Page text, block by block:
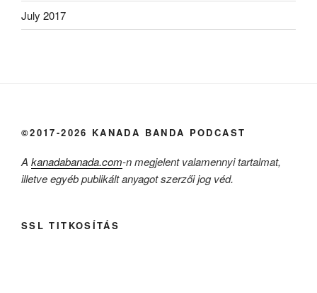
July 2017
©2017-2026 KANADA BANDA PODCAST
A kanadabanada.com-n megjelent valamennyi tartalmat,
illetve egyéb publikált anyagot szerzői jog véd.
SSL TITKOSÍTÁS